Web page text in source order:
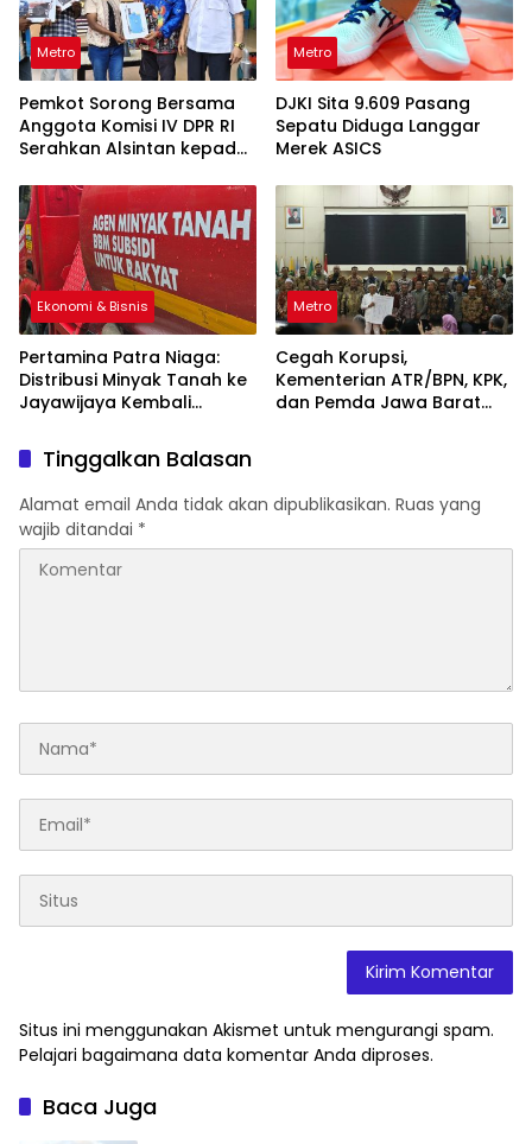
Metro
Pemkot Sorong Bersama
Anggota Komisi IV DPR RI
Serahkan Alsintan kepada
Metro
DJKI Sita 9.609 Pasang
Sepatu Diduga Langgar
Merek ASICS
Ekonomi & Bisnis
Pertamina Patra Niaga:
Distribusi Minyak Tanah ke
Jayawijaya Kembali
Metro
Cegah Korupsi,
Kementerian ATR/BPN, KPK,
dan Pemda Jawa Barat
Tinggalkan Balasan
Alamat email Anda tidak akan dipublikasikan. Ruas yang
wajib ditandai *
Situs ini menggunakan Akismet untuk mengurangi spam.
Pelajari bagaimana data komentar Anda diproses.
Baca Juga